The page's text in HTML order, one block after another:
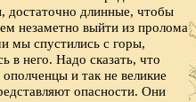
достаточно длинные, чтобы
незаметно выйти из пролома
мы спустились с горы,
в него. Надо сказать, что
и так не великие
опасности. Они